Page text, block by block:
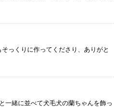
っくりに作ってくださり、ありがと
一緒に並べて犬毛犬の蘭ちゃんを飾っ